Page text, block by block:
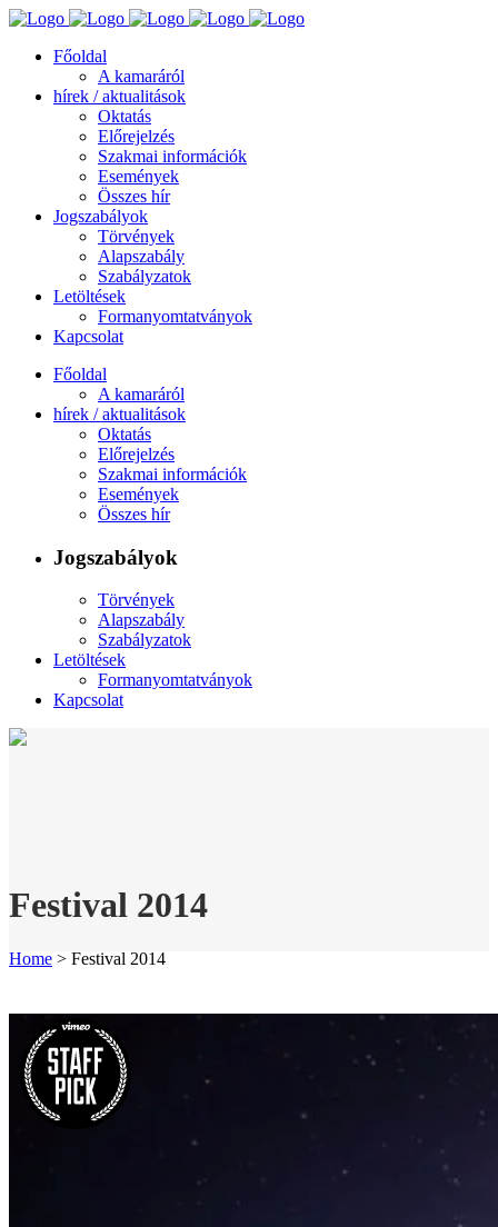
Főoldal
A kamaráról
hírek / aktualitások
Oktatás
Előrejelzés
Szakmai információk
Események
Összes hír
Jogszabályok
Törvények
Alapszabály
Szabályzatok
Letöltések
Formanyomtatványok
Kapcsolat
Főoldal
A kamaráról
hírek / aktualitások
Oktatás
Előrejelzés
Szakmai információk
Események
Összes hír
Jogszabályok
Törvények
Alapszabály
Szabályzatok
Letöltések
Formanyomtatványok
Kapcsolat
Festival 2014
Home > Festival 2014